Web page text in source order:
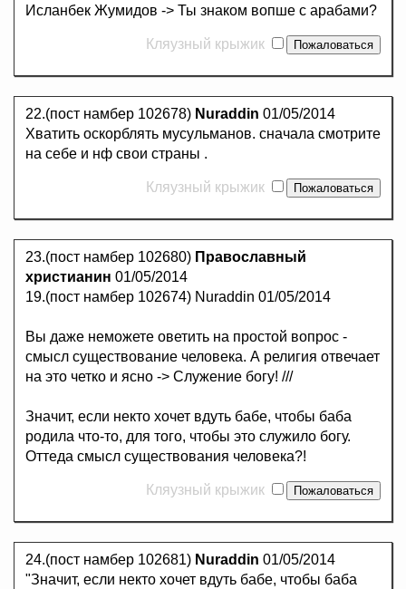
Исланбек Жумидов -> Ты знаком вопше с арабами?
Кляузный крыжик
22.(пост намбер 102678) Nuraddin 01/05/2014
Хватить оскорблять мусульманов. сначала смотрите
на себе и нф свои страны .
Кляузный крыжик
23.(пост намбер 102680) Православный
христианин 01/05/2014
19.(пост намбер 102674) Nuraddin 01/05/2014
Вы даже неможете оветить на простой вопрос -
смысл существование человека. А религия отвечает
на это четко и ясно -> Служение богу! ///
Значит, если некто хочет вдуть бабе, чтобы баба
родила что-то, для того, чтобы это служило богу.
Оттеда смысл существования человека?!
Кляузный крыжик
24.(пост намбер 102681) Nuraddin 01/05/2014
"Значит, если некто хочет вдуть бабе, чтобы баба